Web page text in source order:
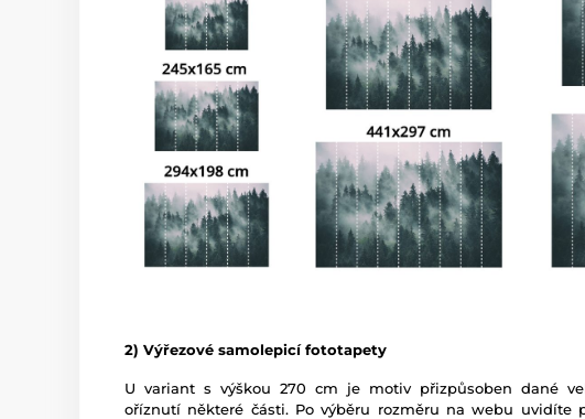
2) Výřezové samolepicí fototapety
U variant s výškou 270 cm je motiv přizpůsoben dané
oříznutí některé části. Po výběru rozměru na webu uvidíte